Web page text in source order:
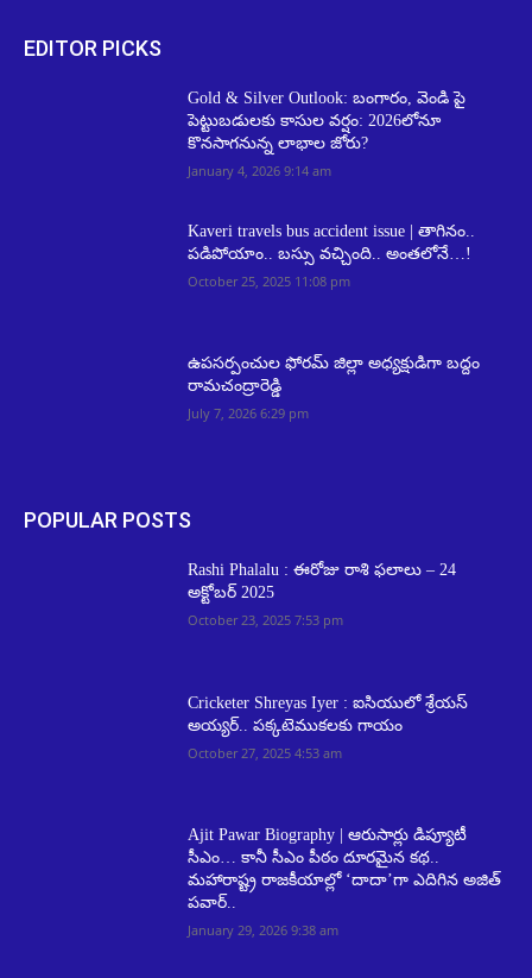
EDITOR PICKS
Gold & Silver Outlook: బంగారం, వెండి పై
పెట్టుబడులకు కాసుల వర్షం: 2026లోనూ
కొనసాగనున్న లాభాల జోరు?
January 4, 2026 9:14 am
Kaveri travels bus accident issue | తాగినం..
పడిపోయాం.. బస్సు వచ్చింది.. అంతలోనే…!
October 25, 2025 11:08 pm
ఉపసర్పంచుల ఫోరమ్ జిల్లా అధ్యక్షుడిగా బద్దం
రామచంద్రారెడ్డి
July 7, 2026 6:29 pm
POPULAR POSTS
Rashi Phalalu : ఈరోజు రాశి ఫలాలు – 24
అక్టోబర్ 2025
October 23, 2025 7:53 pm
Cricketer Shreyas Iyer : ఐసియులో శ్రేయ‌స్
అయ్య‌ర్‌.. ప‌క్క‌టెముక‌లకు గాయం
October 27, 2025 4:53 am
Ajit Pawar Biography | ఆరుసార్లు డిప్యూటీ
సీఎం… కానీ సీఎం పీఠం దూరమైన కథ..
మహారాష్ట్ర రాజకీయాల్లో ‘దాదా’గా ఎదిగిన అజిత్
పవార్..
January 29, 2026 9:38 am